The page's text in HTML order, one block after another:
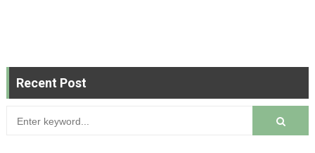
Recent Post